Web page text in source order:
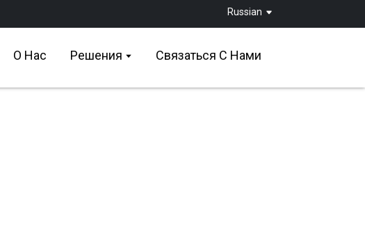
Russian
О Нас Решения Связаться С Нами